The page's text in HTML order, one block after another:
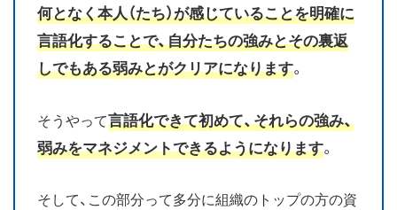
何となく本人（たち）が感じていることを明確に
言語化することで、自分たちの強みとその裏返
しでもある弱みとがクリアになります。
そうやって言語化できて初めて、それらの強み、
弱みをマネジメントできるようになります。
そして、この部分って多分に組織のトップの方の資